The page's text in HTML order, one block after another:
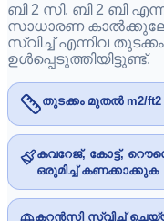
ബി 2 സി, ബി 2 ബി
സാധാരണ
സ്വിച്ച് എന്നിവ
ഉൾപ്പെടുത്തിയിട്ടുണ്ട്.
തുടക്കം മുതൽ m2/
കവറേജ്, കോട്ട്,
ഒരുമിച്ച് കണക്കാക്കുക
കറൻസി സ്വിച്ച്